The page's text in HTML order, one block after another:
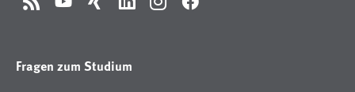
RSS YouTubeXing LinkedInInstagramFacebook
Fragen zum Studium
Matomo
_pk_ref, _pk_cvar, _pk_id, _pk_ses